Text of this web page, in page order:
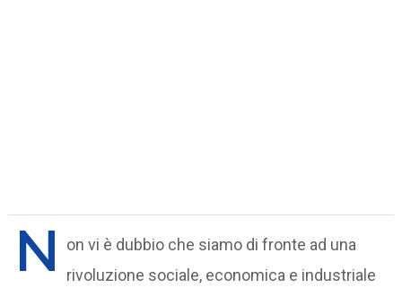
N
on vi è dubbio che siamo di fronte ad una
rivoluzione sociale, economica e industriale